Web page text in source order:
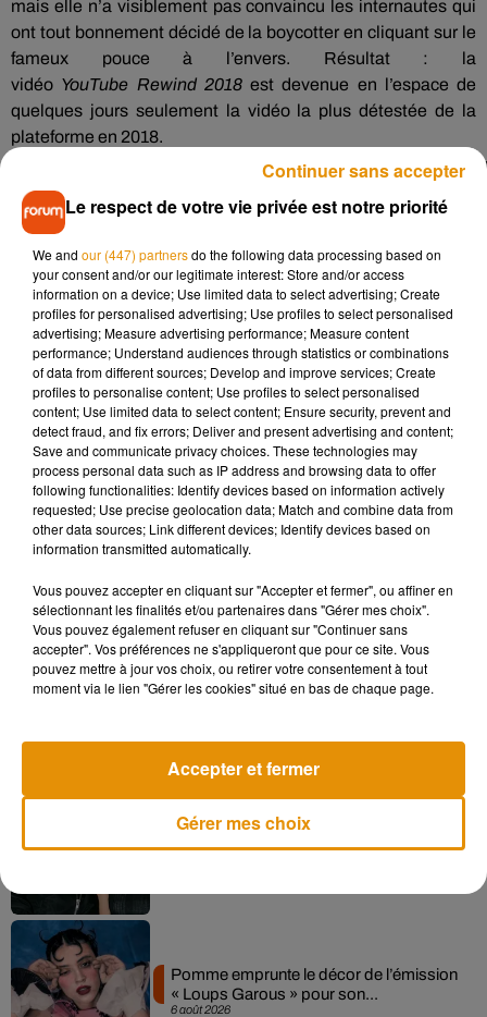
mais elle n’a visiblement pas convaincu les internautes qui
ont tout bonnement décidé de la boycotter en cliquant sur le
fameux pouce à l’envers.
Résultat :
la
vidéo YouTube Rewind2018est devenue en l’espace de
quelques jours seulement la vidéo la plus détestée de la
plateforme en 2018.
Musique
Madonna sort enfin le remix de « Love
Angèle et Amélie Lens dévoilent leur
collaboration tant attendue
6 août 2026
Pomme emprunte le décor de l’émission
« Loups Garous » pour son...
Le respect de votre vie privée est notre priorité
We and our (447) partnersdo the following data processing based on
your consent and/or our legitimate interest: Store and/or access
information on a device; Use limited data to select advertising; Create
profiles for personalised advertising; Use profiles to select personalised
advertising; Measure advertising performance; Measure content
performance; Understand audiences through statistics or combinations
of data from different sources; Develop and improve services; Create
profiles to personalise content; Use profiles to select personalised
content; Use limited data to select content; Ensure security, prevent and
detect fraud, and fix errors; Deliver and present advertising and content;
Save and communicate privacy choices. These technologies may
process personal data such as IP address and browsing data to offer
following functionalities: Identify devices based on information actively
requested; Use precise geolocation data; Match and combine data from
other data sources; Link different devices; Identify devices based on
information transmitted automatically.
Vous pouvez accepter en cliquant sur "Accepter et fermer", ou affiner en
sélectionnant les finalités et/ou partenaires dans "Gérer mes choix".
Vous pouvez également refuser en cliquant sur "Continuer sans
accepter". Vos préférences ne s'appliqueront que pour ce site. Vous
pouvez mettre à jour vos choix, ou retirer votre consentement à tout
moment via le lien "Gérer les cookies" situé en bas de chaque page.
Gérer mes choix
Accepter et fermer
Continuer sans accepter